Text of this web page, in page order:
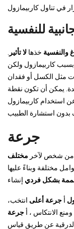
للنفسية
والنفسية خذها لا تأثير
بسبب كاربيمازول ولكن
مثل الكسل أو فقدان
يمكن أن تكون نقطة
استخدام كاربيمازول
جرعة
من شخص لآخر مختلف
مختلفة وبناءً عليها
بشكل فردي
أ جرعة أعلى انتخب،
الانتكاس ، أ جرعة
عن طريق قياس